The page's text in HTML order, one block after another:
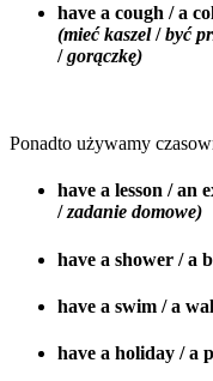
have a cough / a
(mieć kaszel/być
/gorączkę)
Ponadto używamy
have a lesson / an
/zadanie domowe)
have a shower / a
have a swim / a
have a holiday / a